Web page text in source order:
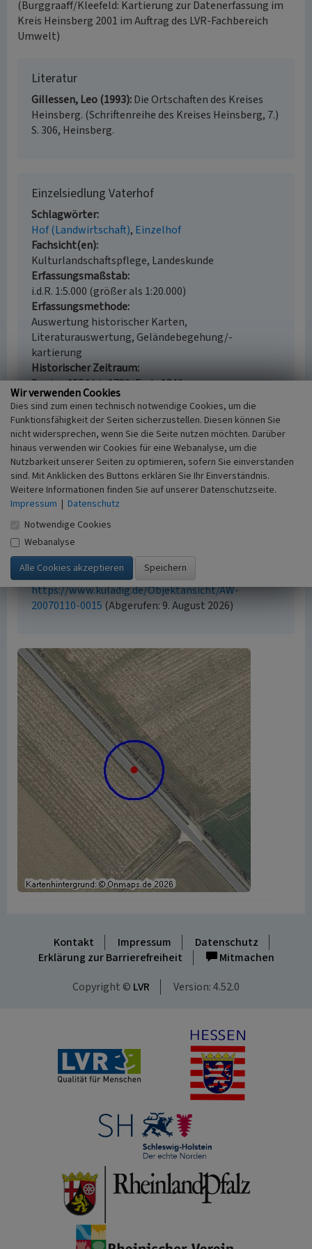
(Burggraaff/Kleefeld: Kartierung zur Datenerfassung im
Kreis Heinsberg 2001 im Auftrag des LVR-Fachbereich
Umwelt)
Literatur
Gillessen, Leo (1993) Die Ortschaften des Kreises
Heinsberg. (Schriftenreihe des Kreises Heinsberg, 7.)
S. 306, Heinsberg.
Einzelsiedlung Vaterhof
Schlagwörter
Hof (Landwirtschaft) Einzelhof
Fachsicht(en)
Kulturlandschaftspflege, Landeskunde
Erfassungsmaßstab
i.d.R. 1:5.000 (größer als 1:20.000)
Erfassungsmethode
Auswertung historischer Karten,
Literaturauswertung, Geländebegehung/-
kartierung
Historischer Zeitraum
Beginn 1554 bis 1789, Ende 1846
Empfohlene Zitierweise
Urheberrechtlicher Hinweis
Der hier präsentierte Inhalt ist urheberrechtlich
geschützt. Die angezeigten Medien unterliegen
möglicherweise zusätzlichen urheberrechtlichen
Bedingungen, die an diesen ausgewiesen sind.
Empfohlene Zitierweise
„Einzelsiedlung Vaterhof”. In: KuLaDig,
Kultur.Landschaft.Digital. URL:
https://www.kuladig.de/Objektansicht/AW-
20070110-0015 (Abgerufen: 9. August 2026)
Kontakt Impressum
Datenschutz
Erklärung zur Barrierefreiheit
Mitmachen
Copyright © LVR Version: 4.52.0
Wir verwenden Cookies
Dies sind zum einen technisch notwendige Cookies, um die
Funktionsfähigkeit der Seiten sicherzustellen. Diesen können Sie
nicht widersprechen, wenn Sie die Seite nutzen möchten. Darüber
hinaus verwenden wir Cookies für eine Webanalyse, um die
Nutzbarkeit unserer Seiten zu optimieren, sofern Sie einverstanden
sind. Mit Anklicken des Buttons erklären Sie Ihr Einverständnis.
Weitere Informationen finden Sie auf unserer Datenschutzseite.
Impressum | Datenschutz
Notwendige Cookies
Webanalyse